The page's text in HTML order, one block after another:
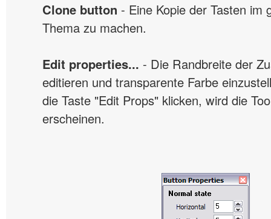
Clone button - Eine Kopie der Tasten im
Thema zu machen.
Edit properties... - Die Randbreite der
editieren und transparente Farbe
die Taste "Edit Props" klicken, wird die
erscheinen.